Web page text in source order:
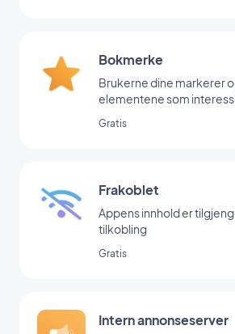
Bokmerke
Brukerne dine markerer
elementene som
Gratis
Frakoblet
Appens innhold er
tilkobling
Gratis
Intern annonseserver